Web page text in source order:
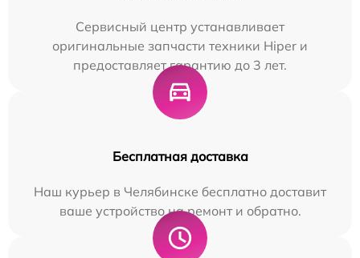
Сервисный центр устанавливает
оригинальные запчасти техники Hiper и
предоставляет гарантию до 3 лет.
Бесплатная доставка
Наш курьер в Челябинске бесплатно доставит
ваше устройство на ремонт и обратно.